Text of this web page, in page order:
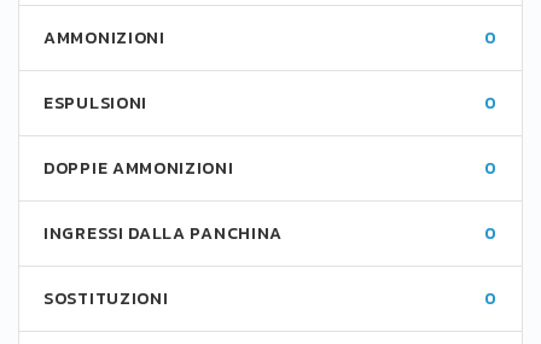
AMMONIZIONI 0
ESPULSIONI 0
DOPPIE AMMONIZIONI 0
INGRESSI DALLA PANCHINA 0
SOSTITUZIONI 0